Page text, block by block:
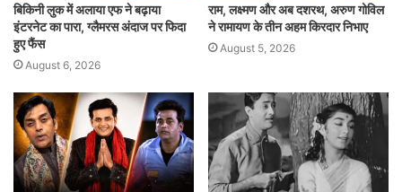
बिकिनी लुक में अलाया एफ ने बढ़ाया
इंटरनेट का पारा, ग्लैमरस अंदाज पर फिदा
हुए फैंस
August 6, 2026
राम, लक्ष्मण और अब दशरथ, अरुण गोविल
ने रामायण के तीन अहम किरदार निभाए
August 5, 2026